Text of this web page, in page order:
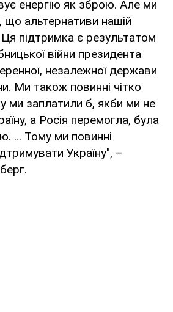
енергію як зброю. Але ми
що альтернативи нашій
підтримка є результатом
війни президента
незалежної держави
Ми також повинні чітко
ми заплатили б, якби ми не
а Росія перемогла, була
… Тому ми повинні
Україну", –